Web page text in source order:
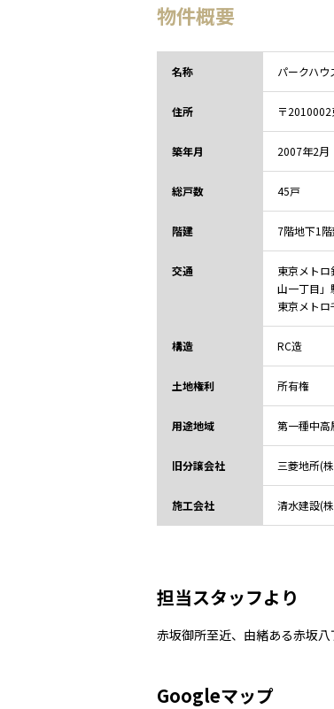
物件概要
名称 パークハウ
住所 〒2010002
築年月 2007年2月
総戸数 45戸
階建 7階地下1
交通
東京メト
山一丁目」
東京メト
構造 RC造
土地権利 所有権
用途地域 第一種中高
旧分譲会社 三菱地所(
施工会社 清水建設(
担当スタッフより
赤坂御所至近、由緒ある赤坂
Googleマップ